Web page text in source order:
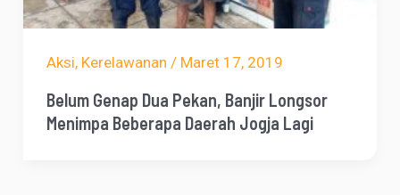
Aksi, Kerelawanan / Maret 17, 2019
Belum Genap Dua Pekan, Banjir Longsor
Menimpa Beberapa Daerah Jogja Lagi